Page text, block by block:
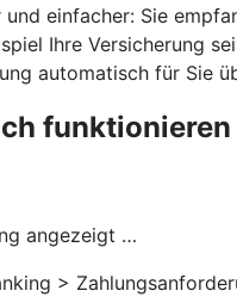
einfacher: Sie
Ihre Versicherung
automatisch für Sie
angezeigt …
>